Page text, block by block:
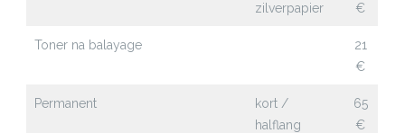
zilverpapier
€
Toner na balayage
21
€
Permanent
kort /
halflang
65
€